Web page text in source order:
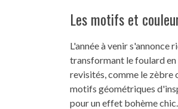
Les motifs et
L'année à venir s'annonce
transformant le foulard en
revisités, comme le zèbre
motifs géométriques
pour un effet bohème